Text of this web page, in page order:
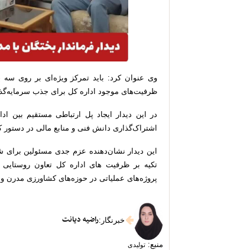
وی عنوان کرد: باید تمرکز ویژه‌ای بر روی
ظرفیت‌های موجود اداره کل برای جذب
در این دیدار ایجاد پل ارتباطی مستقیم بین
اشتراک‌گذاری دانش فنی و منابع مالی در دستور
این دیدار نشان‌دهنده عزم جدی مسئولین برای
تکیه بر ظرفیت های اداره کل تعاون روستایی
پروژه‌های عملیاتی در حوزه‌های کشاورزی مدرن
خبرنگار :راضیه دیانت
منبع: تولیدی